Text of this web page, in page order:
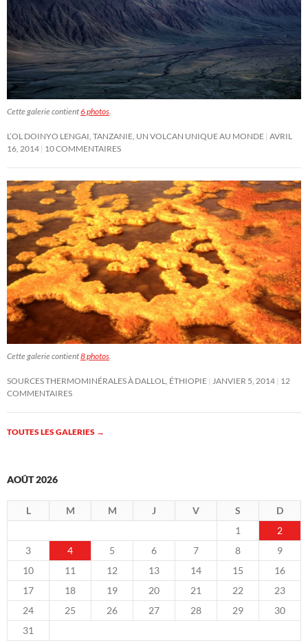
Cette galerie contient6 photos
L’OL DOINYO LENGAI, TANZANIE, UN VOLCAN UNIQUE AU MONDE AVRIL
16, 2014 10 COMMENTAIRES
Cette galerie contient8 photos
SOURCES THERMOMINÉRALES À DALLOL, ÉTHIOPIE JANVIER 5, 2014 12
COMMENTAIRES
TOUTES LES GALERIES →
AOÛT 2026
L M M J V S
D
1
2
3
4 5 6 7 8
9
10
11 12 13 14 15
16
17
18 19 20 21 22
23
24
25 26 27 28 29
30
31